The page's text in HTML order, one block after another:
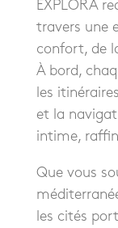
EXPLORA
travers une
confort, de
À bord,
les
et la
intime,
Que vous
les cités